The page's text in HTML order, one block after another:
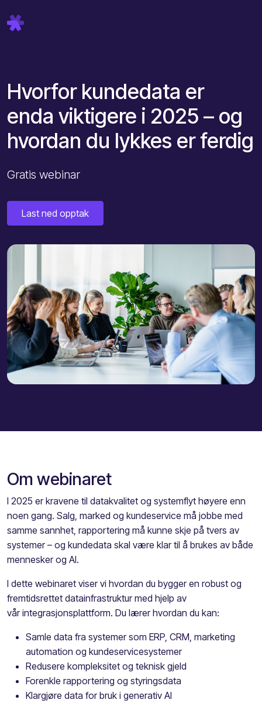
Hvorfor kundedata er
enda viktigere i 2025 – og
hvordan du lykkes er ferdig
Gratis webinar
Last ned opptak
Om webinaret
I 2025 er kravene til datakvalitet og systemflyt høyere enn
noen gang. Salg, marked og kundeservice må jobbe med
samme sannhet, rapportering må kunne skje på tvers av
systemer – og kundedata skal være klar til å brukes av både
mennesker og AI.
I dette webinaret viser vi hvordan du bygger en robust og
fremtidsrettet datainfrastruktur med hjelp av
vår integrasjonsplattform. Du lærer hvordan du kan:
Samle data fra systemer som ERP, CRM, marketing
automation og kundeservicesystemer
Redusere kompleksitet og teknisk gjeld
Forenkle rapportering og styringsdata
Klargjøre data for bruk i generativ AI